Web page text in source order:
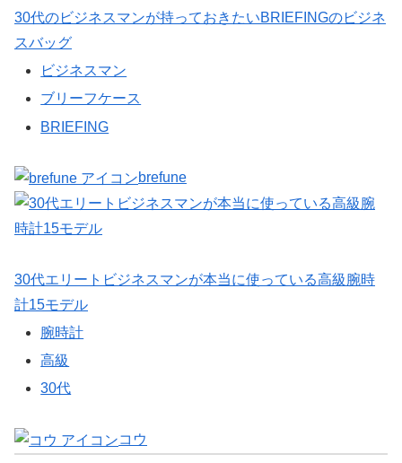
30代のビジネスマンが持っておきたいBRIEFINGのビジネ
スバッグ
ビジネスマン
ブリーフケース
BRIEFING
brefune
30代エリートビジネスマンが本当に使っている高級腕時
計15モデル
腕時計
高級
30代
コウ